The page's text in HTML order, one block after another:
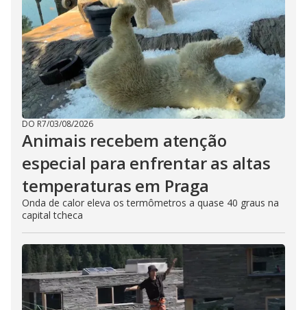
DO R7/03/08/2026
Animais recebem atenção
especial para enfrentar as altas
temperaturas em Praga
Onda de calor eleva os termômetros a quase 40 graus na
capital tcheca